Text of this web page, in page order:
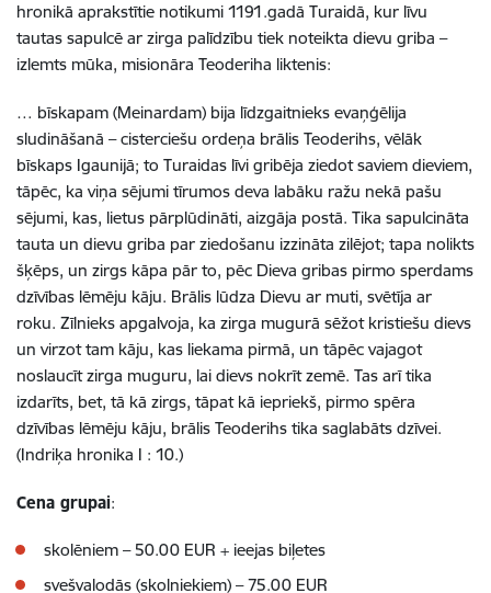
hronikā aprakstītie notikumi 1191.gadā Turaidā, kur līvu
tautas sapulcē ar zirga palīdzību tiek noteikta dievu griba –
izlemts mūka, misionāra Teoderiha liktenis:
… bīskapam (Meinardam) bija līdzgaitnieks evaņģēlija
sludināšanā – cisterciešu ordeņa brālis Teoderihs, vēlāk
bīskaps Igaunijā; to Turaidas līvi gribēja ziedot saviem dieviem,
tāpēc, ka viņa sējumi tīrumos deva labāku ražu nekā pašu
sējumi, kas, lietus pārplūdināti, aizgāja postā. Tika sapulcināta
tauta un dievu griba par ziedošanu izzināta zilējot; tapa nolikts
šķēps, un zirgs kāpa pār to, pēc Dieva gribas pirmo sperdams
dzīvības lēmēju kāju. Brālis lūdza Dievu ar muti, svētīja ar
roku. Zīlnieks apgalvoja, ka zirga mugurā sēžot kristiešu dievs
un virzot tam kāju, kas liekama pirmā, un tāpēc vajagot
noslaucīt zirga muguru, lai dievs nokrīt zemē. Tas arī tika
izdarīts, bet, tā kā zirgs, tāpat kā iepriekš, pirmo spēra
dzīvības lēmēju kāju, brālis Teoderihs tika saglabāts dzīvei.
(Indriķa hronika I : 10.)
Cena grupai:
skolēniem – 50.00 EUR + ieejas biļetes
svešvalodās (skolniekiem) – 75.00 EUR